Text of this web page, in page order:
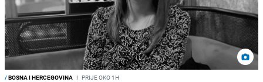
/BOSNA I HERCEGOVINA I PRIJE OKO 1H